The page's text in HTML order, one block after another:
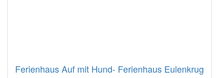
Ferienhaus Auf mit Hund- Ferienhaus Eulenkrug